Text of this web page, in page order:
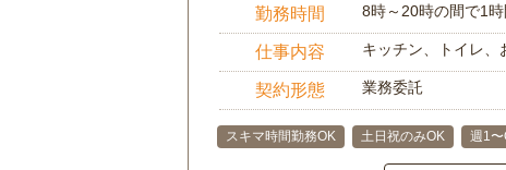
勤務時間 8時～20時の間で1
仕事内容 キッチン、トイレ、
契約形態 業務委託
スキマ時間勤務OK 土日祝のみOK 週1〜